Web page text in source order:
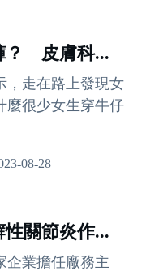
？ 皮膚科...
，走在路上發現女
麼很少女生穿牛仔
08-28
關節炎作...
企業擔任廠務主